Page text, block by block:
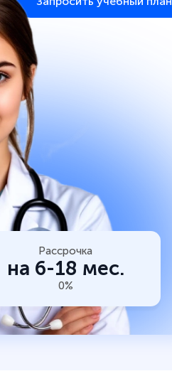
Рассрочка
на 6-18 мес.
0%